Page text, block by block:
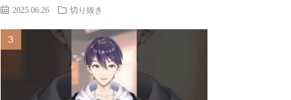
2025.06.26 切り抜き